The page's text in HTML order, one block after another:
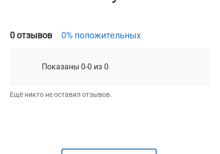
0 отзывов 0% положительных
Показаны 0-0 из 0
Ещё никто не оставил отзывов.